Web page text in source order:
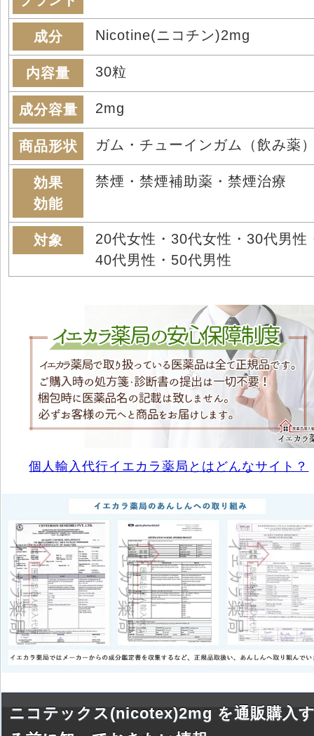
成分 Nicotine(ニコチン)2mg
内容量 30粒
成分容量 2mg
商品形状 ガム・チューインガム（飲み薬
効果
効能
禁煙・禁煙補助薬・禁煙治療
対象
20代女性・30代女性・30代男性
40代男性・50代男性
個人輸入代行イエカラ薬局とはどんなサイト？
ニコテックス(nicotex)2mg を通販購入